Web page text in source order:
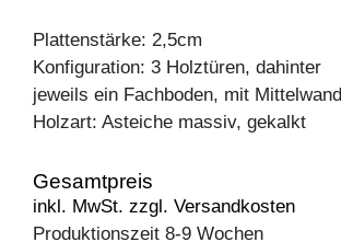
Plattenstärke: 2,5cm
Konfiguration: 3 Holztüren, dahinter
jeweils ein Fachboden, mit Mittelwand
Holzart: Asteiche massiv, gekalkt
Gesamtpreis
inkl. MwSt. zzgl. Versandkosten
Produktionszeit 8-9 Wochen